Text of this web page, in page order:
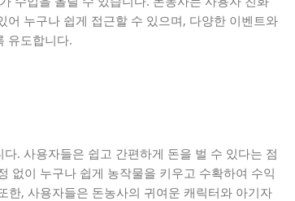
누구나 쉽게 접근할 수 있으며, 다양한 이벤트와
유도합니다.
. 사용자들은 쉽고 간편하게 돈을 벌 수 있다는 점
없이 누구나 쉽게 농작물을 키우고 수확하여 수익
한, 사용자들은 돈농사의 귀여운 캐릭터와 아기자